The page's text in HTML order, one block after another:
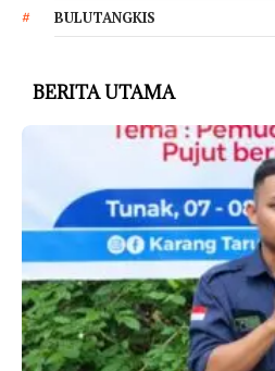
BULUTANGKIS
BERITA UTAMA